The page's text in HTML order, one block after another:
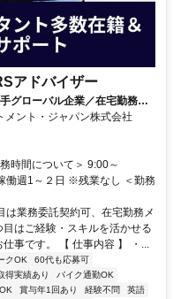
アドバイザー
グローバル企業／在宅勤務メ
メント・ジャパン株式会社
時間について＞ 9:00～
働週1～２日 ※残業なし ＜勤務
は業務委託契約可、在宅勤務メ
はご経験・スキルを活かせる
事です。 【 仕事内容 】 ・...
クOK
60代も応募可
得実績あり
バイク通勤OK
賞与年1回あり 経験不問
英語